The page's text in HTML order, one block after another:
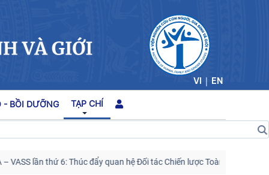
VI | EN
- BỒI DƯỠNG TẠP CHÍ
lần thứ 6: Thúc đẩy quan hệ Đối tác Chiến lược Toàn diện tăng cường